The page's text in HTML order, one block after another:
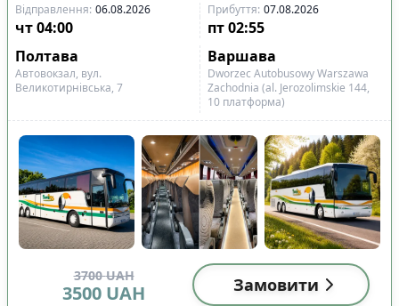
Відправлення: 06.08.2026 Прибуття: 07.08.2026
чт04:00 пт 02:55
Полтава
Варшава
Автовокзал, вул.
Великотирнівська, 7
Dworzec Autobusowy Warszawa
Zachodnia (al. Jerozolimskie 144,
10 платформа)
3700 UAH
3500 UAH Замовити